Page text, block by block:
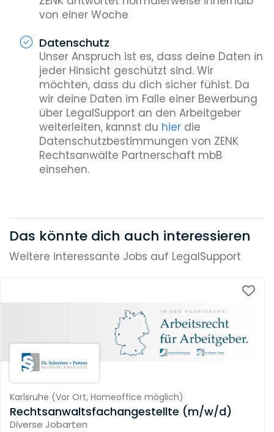
von einer Woche
Datenschutz
Unser Anspruch ist es, dass deine Daten in
jeder Hinsicht geschützt sind. Wir
möchten, dass du dich sicher fühlst. Da
wir deine Daten im Falle einer Bewerbung
über LegalSupport an den Arbeitgeber
weiterleiten, kannst du hierdie
Datenschutzbestimmungen von ZENK
Rechtsanwälte Partnerschaft mbB
einsehen.
Das könnte dich auch interessieren
Weitere interessante Jobs auf LegalSupport
Karlsruhe (Vor Ort, Homeoffice möglich)
Rechtsanwaltsfachangestellte (m/w/d)
Diverse Jobarten